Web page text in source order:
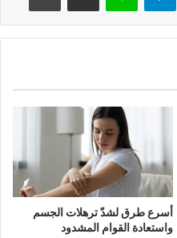
أسرع طرق لشدّ ترهلات الجسم
واستعادة القوام المشدود